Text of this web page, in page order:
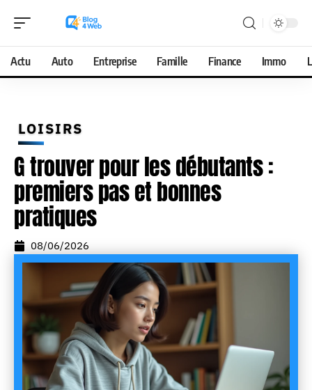
Actu Auto Entreprise Famille Finance Immo
LOISIRS
G trouver pour les débutants :
premiers pas et bonnes
pratiques
08/06/2026